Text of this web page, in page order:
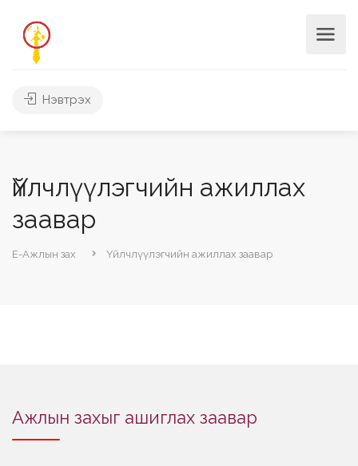
Нэвтрэх
Үйлчлүүлэгчийн ажиллах
заавар
Е-Ажлын зах Үйлчлүүлэгчийн ажиллах заавар
Ажлын захыг ашиглах заавар